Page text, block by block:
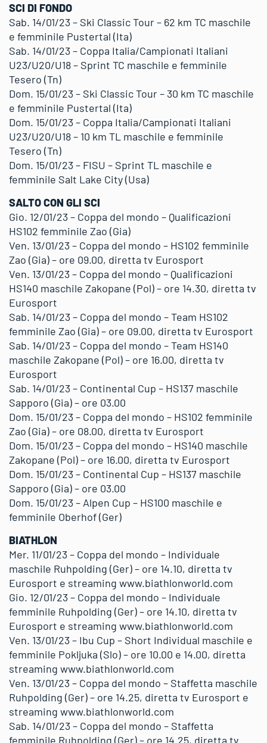
SCI DI FONDO
Sab. 14/01/23 – Ski Classic Tour – 62 km TC maschile
e femminile Pustertal (Ita)
Sab. 14/01/23 – Coppa Italia/Campionati Italiani
U23/U20/U18 – Sprint TC maschile e femminile
Tesero (Tn)
Dom. 15/01/23 – Ski Classic Tour – 30 km TC maschile
e femminile Pustertal (Ita)
Dom. 15/01/23 – Coppa Italia/Campionati Italiani
U23/U20/U18 – 10 km TL maschile e femminile
Tesero (Tn)
Dom. 15/01/23 – FISU – Sprint TL maschile e
femminile Salt Lake City (Usa)
SALTO CON GLI SCI
Gio. 12/01/23 – Coppa del mondo – Qualificazioni
HS102 femminile Zao (Gia)
Ven. 13/01/23 – Coppa del mondo – HS102 femminile
Zao (Gia) – ore 09.00, diretta tv Eurosport
Ven. 13/01/23 – Coppa del mondo – Qualificazioni
HS140 maschile Zakopane (Pol) – ore 14.30, diretta tv
Eurosport
Sab. 14/01/23 – Coppa del mondo – Team HS102
femminile Zao (Gia) – ore 09.00, diretta tv Eurosport
Sab. 14/01/23 – Coppa del mondo – Team HS140
maschile Zakopane (Pol) – ore 16.00, diretta tv
Eurosport
Sab. 14/01/23 – Continental Cup – HS137 maschile
Sapporo (Gia) – ore 03.00
Dom. 15/01/23 – Coppa del mondo – HS102 femminile
Zao (Gia) – ore 08.00, diretta tv Eurosport
Dom. 15/01/23 – Coppa del mondo – HS140 maschile
Zakopane (Pol) – ore 16.00, diretta tv Eurosport
Dom. 15/01/23 – Continental Cup – HS137 maschile
Sapporo (Gia) – ore 03.00
Dom. 15/01/23 – Alpen Cup – HS100 maschile e
femminile Oberhof (Ger)
BIATHLON
Mer. 11/01/23 – Coppa del mondo – Individuale
maschile Ruhpolding (Ger) – ore 14.10, diretta tv
Eurosport e streaming www.biathlonworld.com
Gio. 12/01/23 – Coppa del mondo – Individuale
femminile Ruhpolding (Ger) – ore 14.10, diretta tv
Eurosport e streaming www.biathlonworld.com
Ven. 13/01/23 – Ibu Cup – Short Individual maschile e
femminile Pokljuka (Slo) – ore 10.00 e 14.00, diretta
streaming www.biathlonworld.com
Ven. 13/01/23 – Coppa del mondo – Staffetta maschile
Ruhpolding (Ger) – ore 14.25, diretta tv Eurosport e
streaming www.biathlonworld.com
Sab. 14/01/23 – Coppa del mondo – Staffetta
femminile Ruhpolding (Ger) – ore 14.25, diretta tv